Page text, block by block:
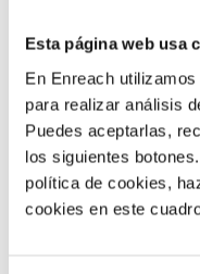
Esta página web usa
En Enreach
para realizar análisis
Puedes aceptarlas,
los siguientes
política de cookies,
cookies en este